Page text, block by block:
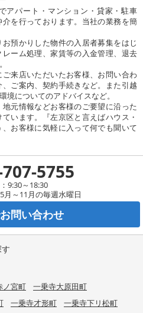
アパート・マンション・貸家・駐車
を行っております。当社の業務を簡
預かりした物件の入居者募集をはじ
ーム処理、家賃等の入金管理、退去
来店いただいたお客様、お問い合わ
ご案内、契約手続きなど。また引越
境についてのアドバイスなど。
元情報などお客様のご要望に沿った
います。『左京区と言えばハウス・
お客様に気軽に入って何でも聞いて
5755
9:30～18:30
月～11月の毎週水曜日
お問い合わせ
ノ宮町
一乗寺大原田町
一乗寺才形町
一乗寺下リ松町